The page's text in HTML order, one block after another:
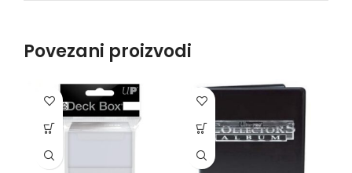
Povezani proizvodi